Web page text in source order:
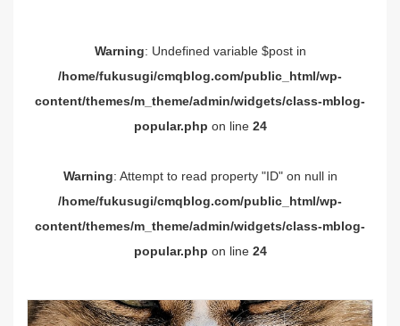
Warning: Undefined variable $post in
/home/fukusugi/cmqblog.com/public_html/wp-
content/themes/m_theme/admin/widgets/class-mblog-
popular.php on line 24
Warning: Attempt to read property "ID" on null in
/home/fukusugi/cmqblog.com/public_html/wp-
content/themes/m_theme/admin/widgets/class-mblog-
popular.php on line 24